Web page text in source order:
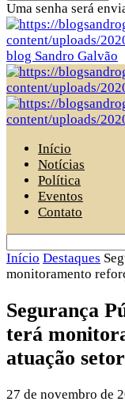
Uma senha será
blog Sandro Galvão
Início
Notícias
Política
Eventos
Contato
Início Destaques
monitoramento
Segurança
terá
atuação
27 de novembro de